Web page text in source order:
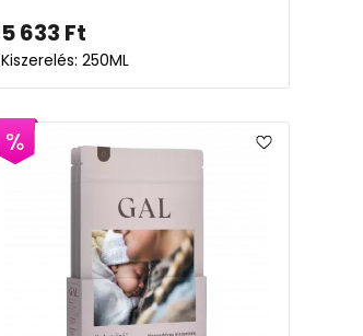
5 633 Ft
Kiszerelés: 250ML